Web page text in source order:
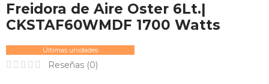
Freidora de Aire Oster 6Lt.|
CKSTAF60WMDF 1700 Watts
Últimas unidades
Reseñas (0)